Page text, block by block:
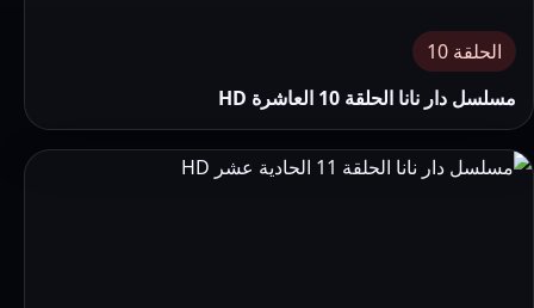
الحلقة 10
مسلسل دار نانا الحلقة 10 العاشرة HD